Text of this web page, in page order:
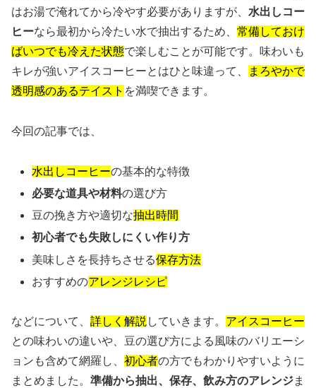
はお湯で淹れてから冷やす必要がありますが、 水出しコー
ヒーなら最初から冷たい水で抽出するため、 常備しておけ
ばいつでも冷えた状態で楽しむことが可能です。味わいも
キレが強いアイスコーヒーとはひと味違って、
まろやかで
透明感のあるテイスト を満喫できます。
今回の記事では、
水出しコーヒーの基本的な特徴
必要な道具や材料の選び方
豆の挽き方や適切な抽出時間
初心者でも失敗しにくい作り方
美味しさを長持ちさせる保存方法
おすすめのアレンジレシピ
などについて、 詳しく解説していきます。 アイスコーヒー
との味わいの違いや、豆の選び方による風味のバリエーシ
ョンも含めて網羅し、 初心者の方でもわかりやすいように
まとめました。 準備から抽出、保存、飲み方のアレンジま